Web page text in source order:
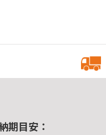
期目安：